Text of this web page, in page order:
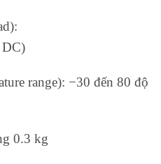
range): −30 đến 80 độ
0.3 kg